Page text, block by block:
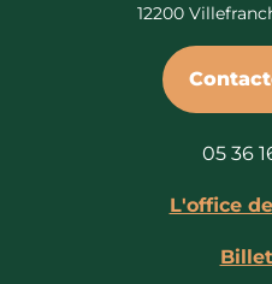
12200
05 36
L'office